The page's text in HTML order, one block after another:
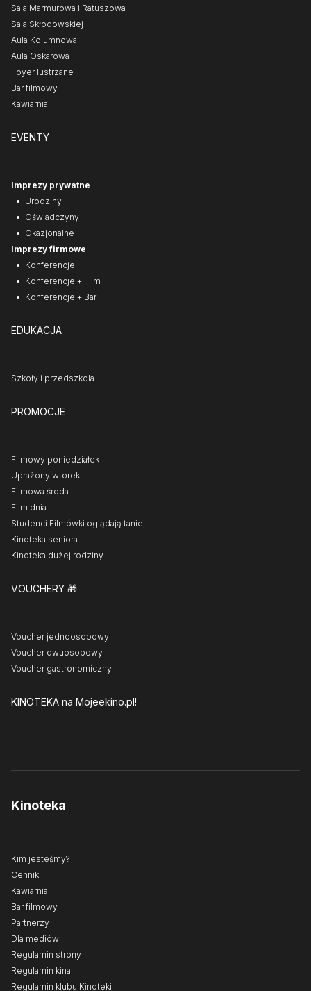
Sala Marmurowa i Ratuszowa
Sala Skłodowskiej
Aula Kolumnowa
Aula Oskarowa
Foyer lustrzane
Bar filmowy
Kawiarnia
EVENTY
Imprezy prywatne
Urodziny
Oświadczyny
Okazjonalne
Imprezy firmowe
Konferencje
Konferencje + Film
Konferencje + Bar
EDUKACJA
Szkoły i przedszkola
PROMOCJE
Filmowy poniedziałek
Uprażony wtorek
Filmowa środa
Film dnia
Studenci Filmówki oglądają taniej!
Kinoteka seniora
Kinoteka dużej rodziny
VOUCHERY 🎁
Voucher jednoosobowy
Voucher dwuosobowy
Voucher gastronomiczny
KINOTEKA na Mojeekino.pl!
Kinoteka
Kim jesteśmy?
Cennik
Kawiarnia
Bar filmowy
Partnerzy
Dla mediów
Regulamin strony
Regulamin kina
Regulamin klubu Kinoteki